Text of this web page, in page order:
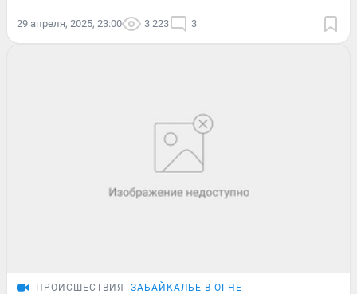
29 апреля, 2025, 23:00 3 223 3
ПРОИСШЕСТВИЯ ЗАБАЙКАЛЬЕ В ОГНЕ